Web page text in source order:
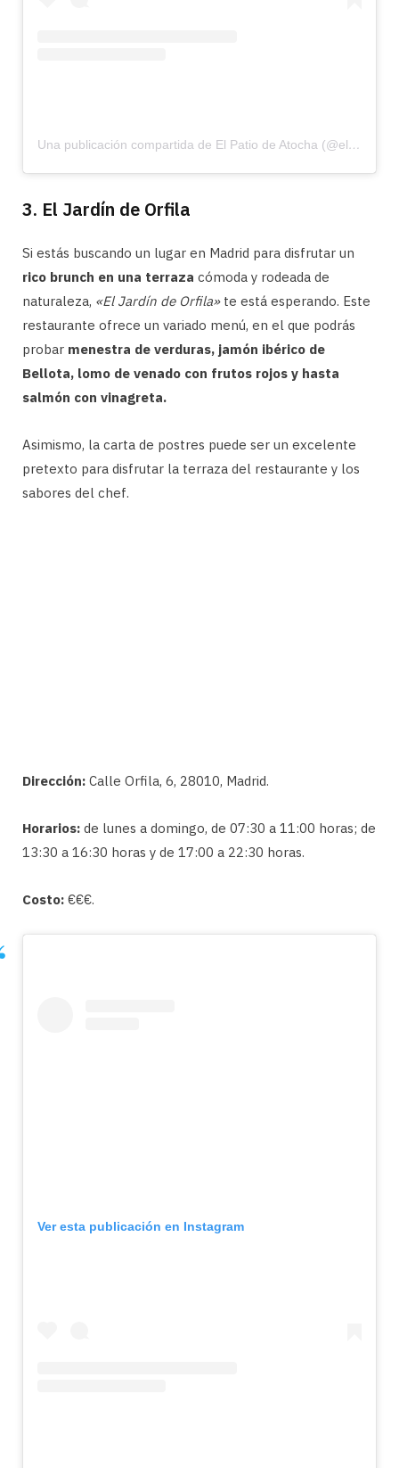
Una publicación compartida de El Patio de Atocha (@elpatiodeatocha)
3. El Jardín de Orfila
Si estás buscando un lugar en Madrid para disfrutar un
rico brunch en una terraza cómoda y rodeada de
naturaleza, «El Jardín de Orfila»te está esperando. Este
restaurante ofrece un variado menú, en el que podrás
probar menestra de verduras, jamón ibérico de
Bellota, lomo de venado con frutos rojos y hasta
salmón con vinagreta.
Asimismo, la carta de postres puede ser un excelente
pretexto para disfrutar la terraza del restaurante y los
sabores del chef.
Dirección: Calle Orfila, 6, 28010, Madrid.
Horarios: de lunes a domingo, de 07:30 a 11:00 horas; de
13:30 a 16:30 horas y de 17:00 a 22:30 horas.
Costo: €€€.
Ver esta publicación en Instagram